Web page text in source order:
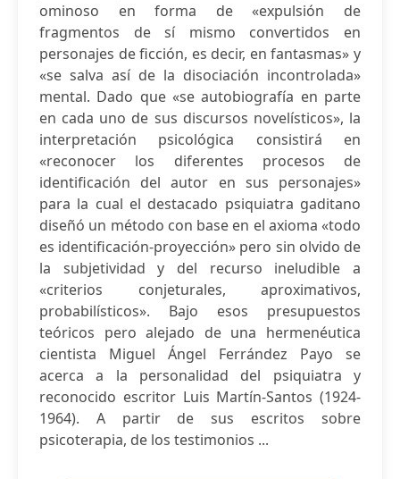
ominoso en forma de «expulsión de
fragmentos de sí mismo convertidos en
personajes de ficción, es decir, en fantasmas» y
«se salva así de la disociación incontrolada»
mental. Dado que «se autobiografía en parte
en cada uno de sus discursos novelísticos», la
interpretación psicológica consistirá en
«reconocer los diferentes procesos de
identificación del autor en sus personajes»
para la cual el destacado psiquiatra gaditano
diseñó un método con base en el axioma «todo
es identificación-proyección» pero sin olvido de
la subjetividad y del recurso ineludible a
«criterios conjeturales, aproximativos,
probabilísticos». Bajo esos presupuestos
teóricos pero alejado de una hermenéutica
cientista Miguel Ángel Ferrández Payo se
acerca a la personalidad del psiquiatra y
reconocido escritor Luis Martín-Santos (1924-
1964). A partir de sus escritos sobre
psicoterapia, de los testimonios ...